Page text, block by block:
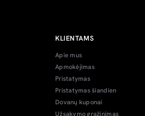
KLIENTAMS
Apie mus
Apmokėjimas
Pristatymas
Pristatymas šiandien
Dovanų kuponai
Užsakymo grąžinimas